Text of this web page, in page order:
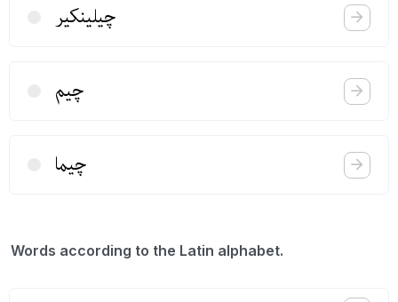
چیلینكیر
چیم
چیما
Words according to the Latin alphabet.